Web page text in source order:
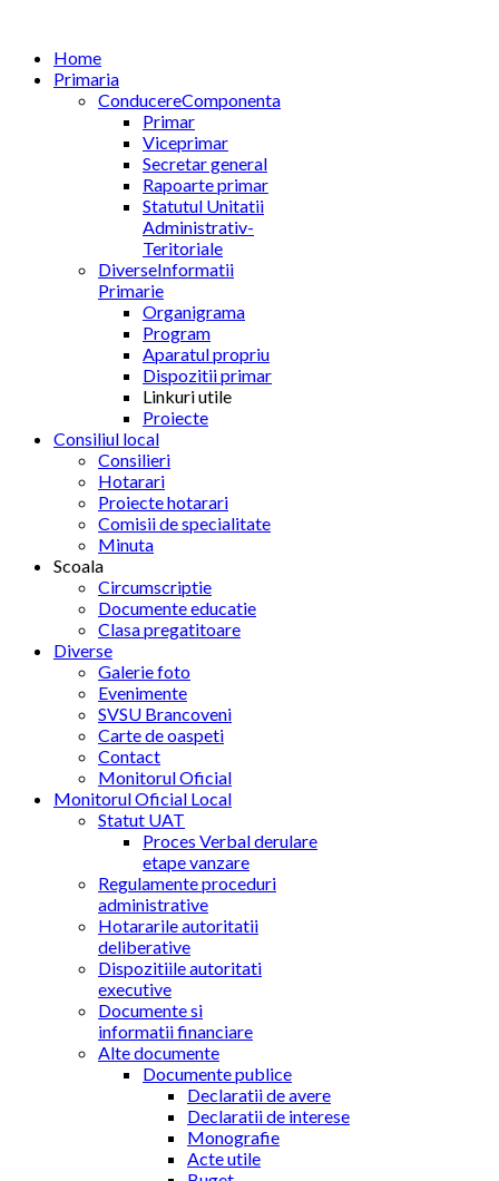
Home
Primaria
ConducereComponenta
Primar
Viceprimar
Secretar general
Rapoarte primar
Statutul Unitatii
Administrativ-
Teritoriale
DiverseInformatii
Primarie
Organigrama
Program
Aparatul propriu
Dispozitii primar
Linkuri utile
Proiecte
Consiliul local
Consilieri
Hotarari
Proiecte hotarari
Comisii de specialitate
Minuta
Scoala
Circumscriptie
Documente educatie
Clasa pregatitoare
Diverse
Galerie foto
Evenimente
SVSU Brancoveni
Carte de oaspeti
Contact
Monitorul Oficial
Monitorul Oficial Local
Statut UAT
Proces Verbal derulare
etape vanzare
Regulamente proceduri
administrative
Hotararile autoritatii
deliberative
Dispozitiile autoritati
executive
Documente si
informatii financiare
Alte documente
Documente publice
Declaratii de avere
Declaratii de interese
Monografie
Acte utile